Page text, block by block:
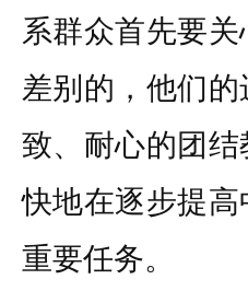
系群众首先要
差别的，他们
致、耐心的团
快地在逐步提
重要任务。